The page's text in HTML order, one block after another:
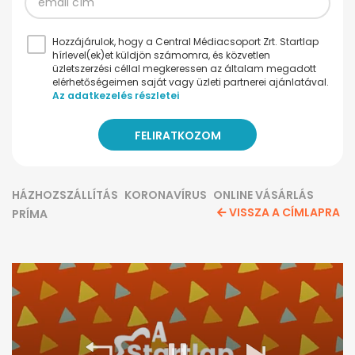
Hozzájárulok, hogy a Central Médiacsoport Zrt. Startlap
hírlevel(ek)et küldjön számomra, és közvetlen
üzletszerzési céllal megkeressen az általam megadott
elérhetőségeimen saját vagy üzleti partnerei ajánlatával.
Az adatkezelés részletei
HÁZHOZSZÁLLÍTÁS KORONAVÍRUS ONLINE VÁSÁRLÁS
PRÍMA
VISSZA A CÍMLAPRA